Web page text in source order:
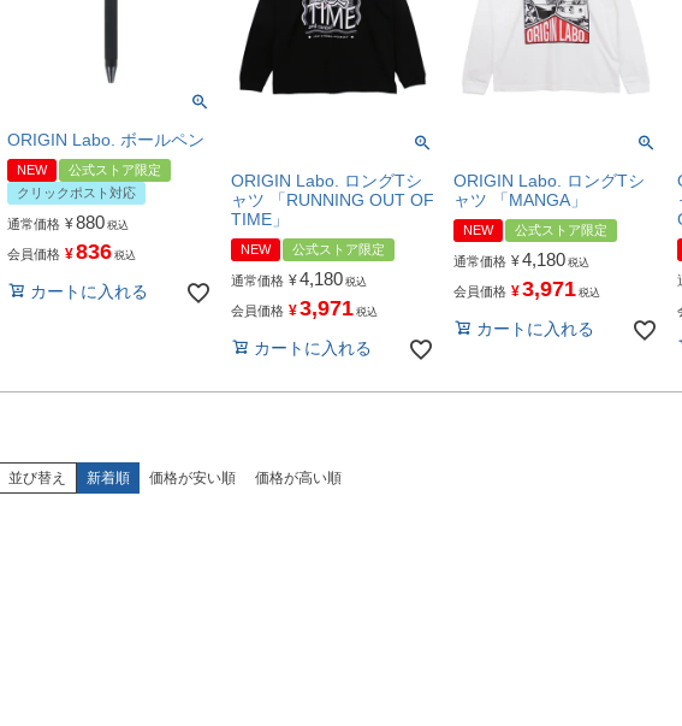
ORIGIN Labo. ボールペン
NEW
公式ストア限定
クリックポスト対応
通常価格 ¥880 税込
会員価格 ¥836 税込
カートに入れる
ORIGIN Labo. ロングTシ
ャツ 「RUNNING OUT OF
TIME」
NEW 公式ストア限定
通常価格 ¥4,180 税込
会員価格 ¥3,971 税込
カートに入れる
ORIGIN Labo. ロングTシ
ャツ 「MANGA」
NEW 公式ストア限定
通常価格 ¥4,180 税込
会員価格 ¥3,971 税込
カートに入れる
並び替え 新着順 価格が安い順 価格が高い順